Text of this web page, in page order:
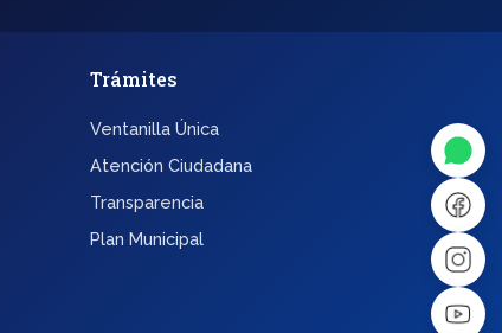
Trámites
Ventanilla Única
Atención Ciudadana
Transparencia
Plan Municipal
↔
Dx